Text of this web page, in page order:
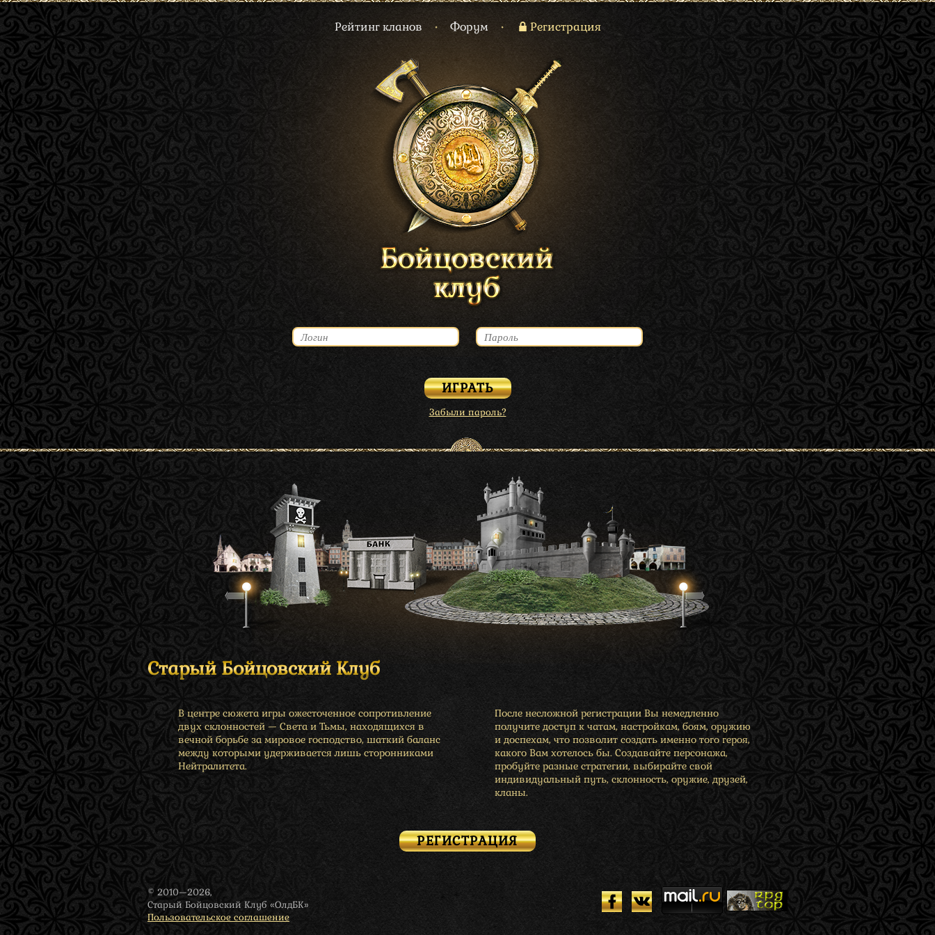
Рейтинг кланов • Форум • Регистрация
Забыли пароль?
Старый Бойцовский Клуб
В центре сюжета игры ожесточенное сопротивление
двух склонностей — Света и Тьмы, находящихся в
вечной борьбе за мировое господство, шаткий баланс
между которыми удерживается лишь сторонниками
Нейтралитета.
После несложной регистрации Вы немедленно
получите доступ к чатам, настройкам, боям, оружию
и доспехам, что позволит создать именно того героя,
какого Вам хотелось бы. Создавайте персонажа,
пробуйте разные стратегии, выбирайте свой
индивидуальный путь, склонность, оружие, друзей,
кланы.
РЕГИСТРАЦИЯ
© 2010—2026,
Старый Бойцовский Клуб «ОлдБК»
Пользовательское соглашение